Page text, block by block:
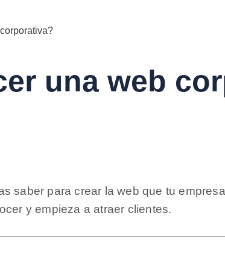
una web
saber para crear la web que tu
y empieza a atraer clientes.